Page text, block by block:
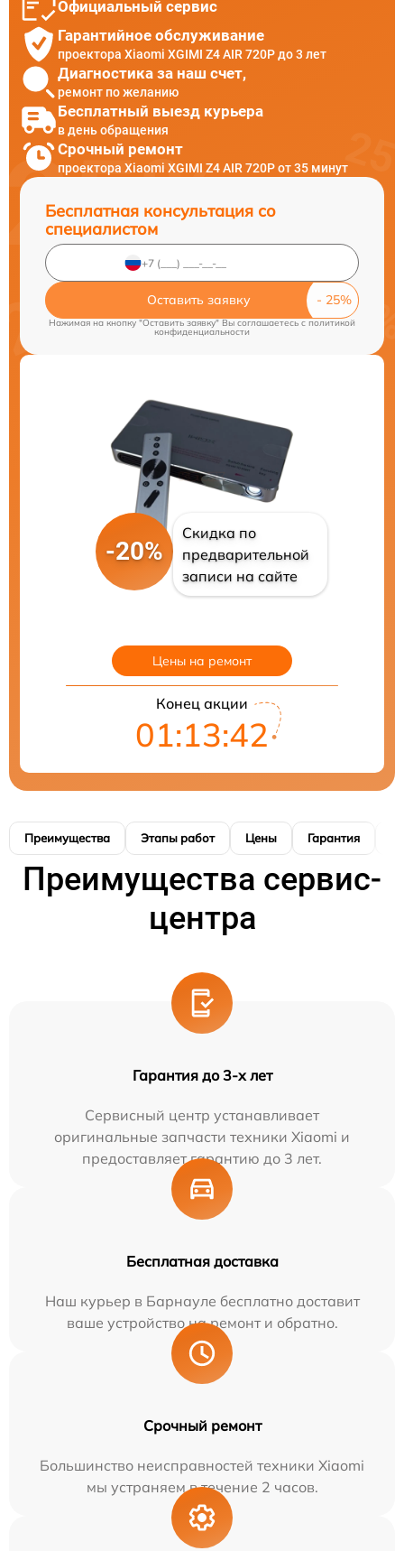
Официальный сервис
Гарантийное обслуживание
проектора Xiaomi XGIMI Z4 AIR 720P до 3 лет
Диагностика за наш счет,
ремонт по желанию
Бесплатный выезд курьера
в день обращения
Срочный ремонт
проектора Xiaomi XGIMI Z4 AIR 720P от 35 минут
Бесплатная консультация со
специалистом
Оставить заявку
Нажимая на кнопку "Оставить заявку" Вы соглашаетесь cполитикой
конфиденциальности
-20%
Скидка по
предварительной
записи на сайте
Цены на ремонт
Конец акции
01:13:40
Преимущества Этапы работ Цены Гарантия
Преимущества сервис-
центра
Гарантия до 3-х лет
Сервисный центр устанавливает
оригинальные запчасти техники Xiaomi и
предоставляет гарантию до 3 лет.
Бесплатная доставка
Наш курьер в Барнауле бесплатно доставит
ваше устройство на ремонт и обратно.
Срочный ремонт
Большинство неисправностей техники Xiaomi
мы устраняем в течение 2 часов.